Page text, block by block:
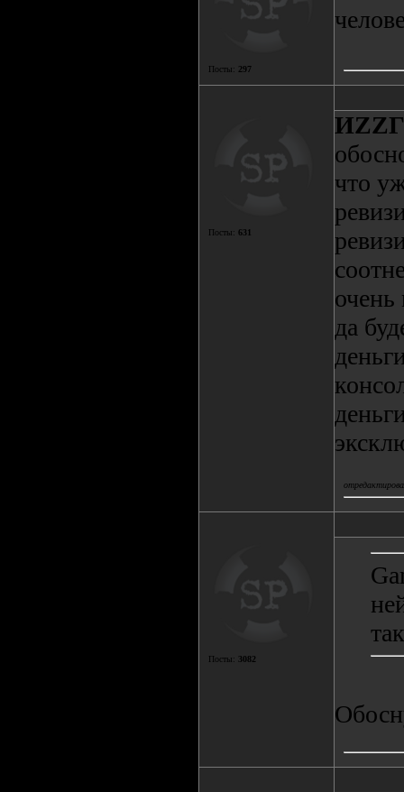
Посты: 297
Посты: 631
что
очень
да
Посты: 3082